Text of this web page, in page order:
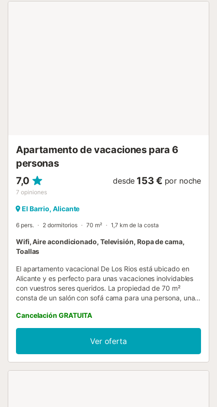
Apartamento de vacaciones para 6
personas
7,0
7 opiniones
desde 153 € por noche
El Barrio, Alicante
6 pers. 2 dormitorios 70 m² 1,7 km de la costa
Wifi, Aire acondicionado, Televisión, Ropa de cama,
Toallas
El apartamento vacacional De Los Rios está ubicado en
Alicante y es perfecto para unas vacaciones inolvidables
con vuestros seres queridos. La propiedad de 70 m²
consta de un salón con sofá cama para una persona, una
capacidad para hasta 6 personas. Entre las comodidades
adicionales se incluyen Wi-Fi de alta velocidad (apto para
videollamadas), TV, aire acondicionado, ventilador y
lavadora. La propiedad se encuentra a 2,1 km de la Playa
del Postiguet y a 2,9 km de la estación de tren de Alicante.
Cancelación GRATUITA
Ver oferta